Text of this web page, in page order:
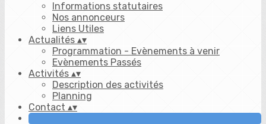
Informations statutaires
Nos annonceurs
Liens Utiles
Actualités ▴▾
Programmation - Evènements à venir
Evènements Passés
Activités ▴▾
Description des activités
Planning
Contact ▴▾